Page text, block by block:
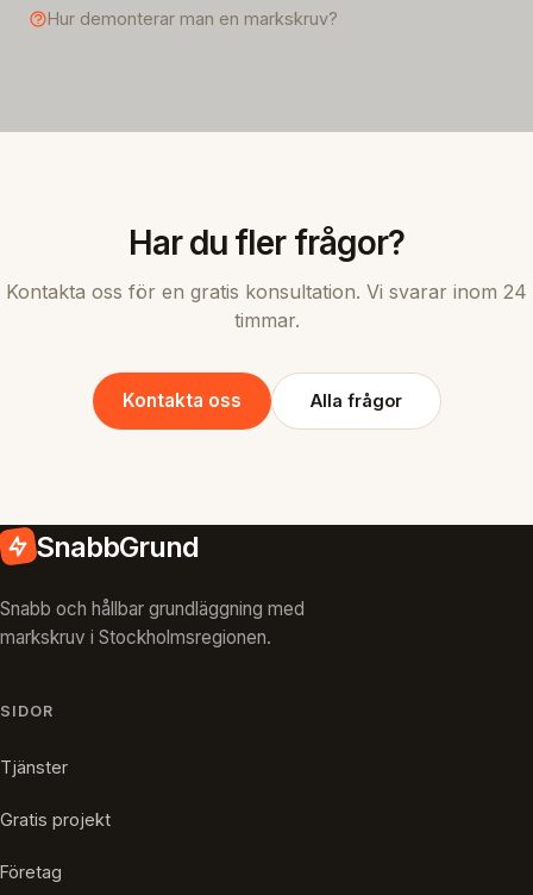
Hur demonterar man en markskruv?
Har du fler frågor?
Kontakta oss för en gratis konsultation. Vi svarar inom 24
timmar.
Kontakta oss Alla frågor
SnabbGrund
Snabb och hållbar grundläggning med
markskruv i Stockholmsregionen.
SIDOR
Tjänster
Gratis projekt
Företag